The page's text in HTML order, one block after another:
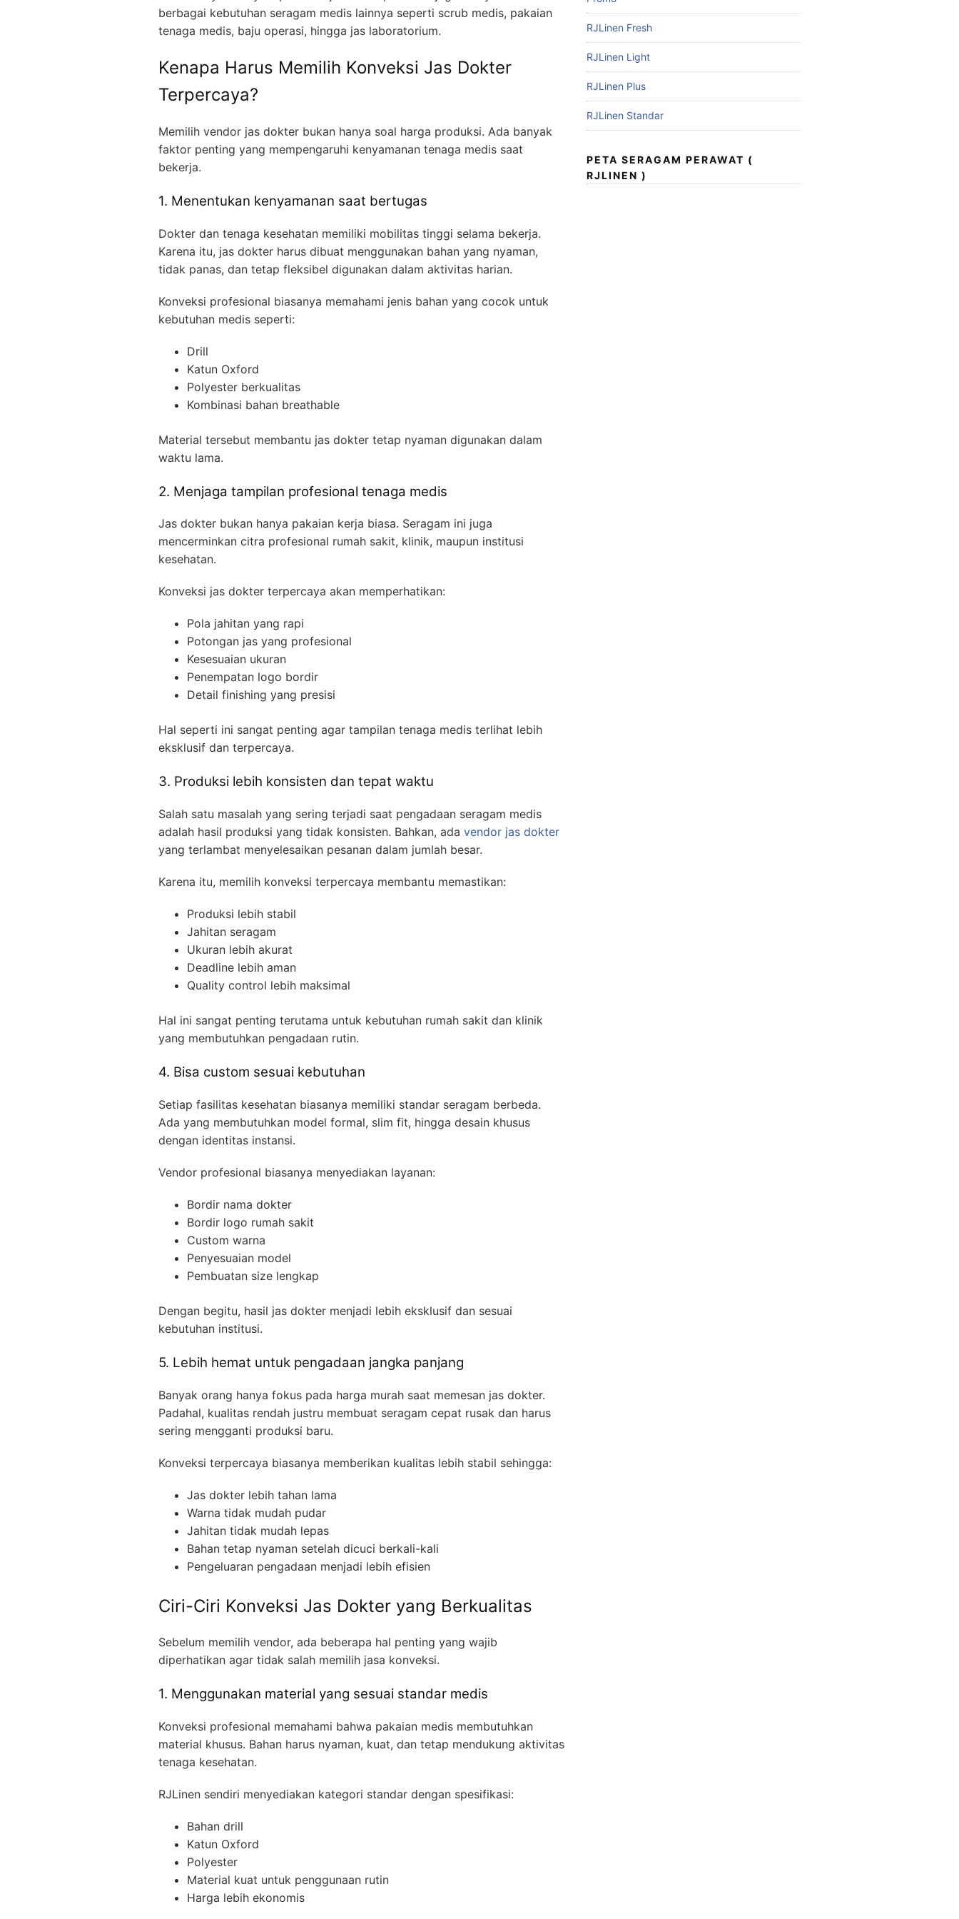
berbagai kebutuhan seragam medis lainnya seperti scrub medis, pakaian
tenaga medis, baju operasi, hingga jas laboratorium.
Kenapa Harus Memilih Konveksi Jas Dokter
Terpercaya?
Memilih vendor jas dokter bukan hanya soal harga produksi. Ada banyak
faktor penting yang mempengaruhi kenyamanan tenaga medis saat
bekerja.
1. Menentukan kenyamanan saat bertugas
Dokter dan tenaga kesehatan memiliki mobilitas tinggi selama bekerja.
Karena itu, jas dokter harus dibuat menggunakan bahan yang nyaman,
tidak panas, dan tetap fleksibel digunakan dalam aktivitas harian.
Konveksi profesional biasanya memahami jenis bahan yang cocok untuk
kebutuhan medis seperti:
Drill
Katun Oxford
Polyester berkualitas
Kombinasi bahan breathable
Material tersebut membantu jas dokter tetap nyaman digunakan dalam
waktu lama.
2. Menjaga tampilan profesional tenaga medis
Jas dokter bukan hanya pakaian kerja biasa. Seragam ini juga
mencerminkan citra profesional rumah sakit, klinik, maupun institusi
kesehatan.
Konveksi jas dokter terpercaya akan memperhatikan:
Pola jahitan yang rapi
Potongan jas yang profesional
Kesesuaian ukuran
Penempatan logo bordir
Detail finishing yang presisi
Hal seperti ini sangat penting agar tampilan tenaga medis terlihat lebih
eksklusif dan terpercaya.
3. Produksi lebih konsisten dan tepat waktu
Salah satu masalah yang sering terjadi saat pengadaan seragam medis
adalah hasil produksi yang tidak konsisten. Bahkan, ada vendor jas dokter
yang terlambat menyelesaikan pesanan dalam jumlah besar.
Karena itu, memilih konveksi terpercaya membantu memastikan:
Produksi lebih stabil
Jahitan seragam
Ukuran lebih akurat
Deadline lebih aman
Quality control lebih maksimal
Hal ini sangat penting terutama untuk kebutuhan rumah sakit dan klinik
yang membutuhkan pengadaan rutin.
4. Bisa custom sesuai kebutuhan
Setiap fasilitas kesehatan biasanya memiliki standar seragam berbeda.
Ada yang membutuhkan model formal, slim fit, hingga desain khusus
dengan identitas instansi.
Vendor profesional biasanya menyediakan layanan:
Bordir nama dokter
Bordir logo rumah sakit
Custom warna
Penyesuaian model
Pembuatan size lengkap
Dengan begitu, hasil jas dokter menjadi lebih eksklusif dan sesuai
kebutuhan institusi.
5. Lebih hemat untuk pengadaan jangka panjang
Banyak orang hanya fokus pada harga murah saat memesan jas dokter.
Padahal, kualitas rendah justru membuat seragam cepat rusak dan harus
sering mengganti produksi baru.
Konveksi terpercaya biasanya memberikan kualitas lebih stabil sehingga:
Jas dokter lebih tahan lama
Warna tidak mudah pudar
Jahitan tidak mudah lepas
Bahan tetap nyaman setelah dicuci berkali-kali
Pengeluaran pengadaan menjadi lebih efisien
Ciri-Ciri Konveksi Jas Dokter yang Berkualitas
Sebelum memilih vendor, ada beberapa hal penting yang wajib
diperhatikan agar tidak salah memilih jasa konveksi.
1. Menggunakan material yang sesuai standar medis
Konveksi profesional memahami bahwa pakaian medis membutuhkan
material khusus. Bahan harus nyaman, kuat, dan tetap mendukung aktivitas
tenaga kesehatan.
RJLinen sendiri menyediakan kategori standar dengan spesifikasi:
Bahan drill
Katun Oxford
Polyester
Material kuat untuk penggunaan rutin
Harga lebih ekonomis
RJLinen Fresh
RJLinen Light
RJLinen Plus
RJLinen Standar
PETA SERAGAM PERAWAT (
RJLINEN )